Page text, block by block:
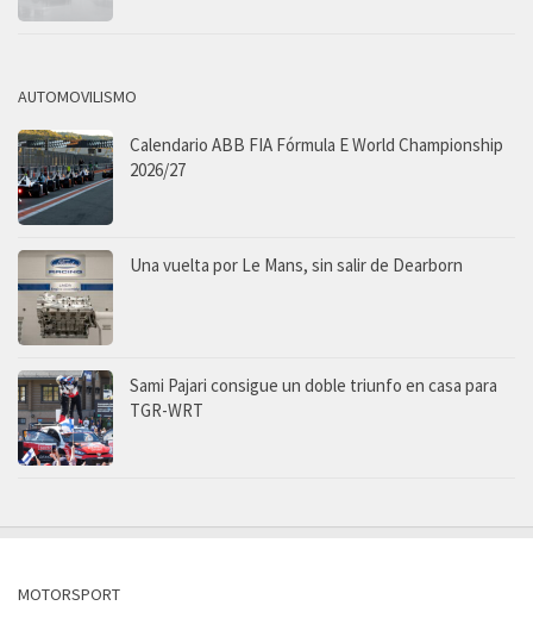
AUTOMOVILISMO
Calendario ABB FIA Fórmula E World Championship
2026/27
Una vuelta por Le Mans, sin salir de Dearborn
Sami Pajari consigue un doble triunfo en casa para
TGR-WRT
MOTORSPORT